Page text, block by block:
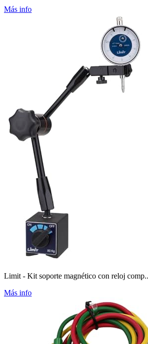
Más info
Limit - Kit soporte magnético con reloj
Más info